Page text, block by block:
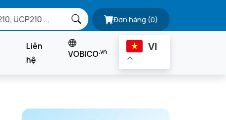
Đơn hàng (0)
Liên
hệ
VOBICO.vn VI